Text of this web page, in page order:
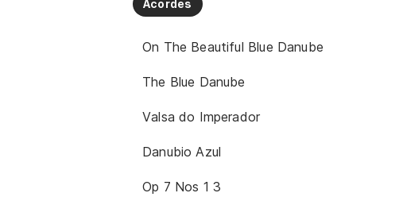
Acordes
On The Beautiful Blue Danube
The Blue Danube
Valsa do Imperador
Danubio Azul
Op 7 Nos 1 3